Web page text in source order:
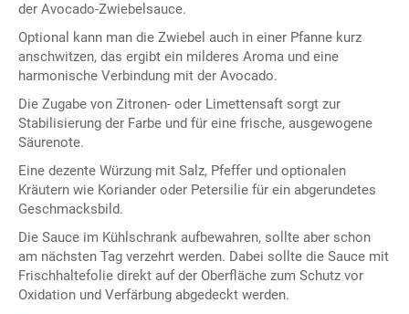
der Avocado-Zwiebelsauce.
Optional kann man die Zwiebel auch in einer Pfanne kurz
anschwitzen, das ergibt ein milderes Aroma und eine
harmonische Verbindung mit der Avocado.
Die Zugabe von Zitronen- oder Limettensaft sorgt zur
Stabilisierung der Farbe und für eine frische, ausgewogene
Säurenote.
Eine dezente Würzung mit Salz, Pfeffer und optionalen
Kräutern wie Koriander oder Petersilie für ein abgerundetes
Geschmacksbild.
Die Sauce im Kühlschrank aufbewahren, sollte aber schon
am nächsten Tag verzehrt werden. Dabei sollte die Sauce mit
Frischhaltefolie direkt auf der Oberfläche zum Schutz vor
Oxidation und Verfärbung abgedeckt werden.